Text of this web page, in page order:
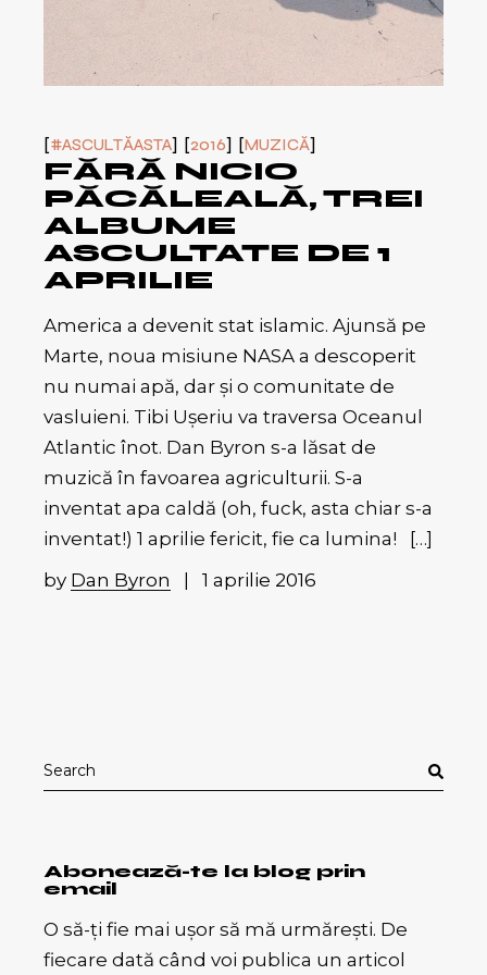
#ASCULTĂASTA 2016 MUZICĂ
FĂRĂ NICIO
PĂCĂLEALĂ, TREI
ALBUME
ASCULTATE DE 1
APRILIE
America a devenit stat islamic. Ajunsă pe
Marte, noua misiune NASA a descoperit
nu numai apă, dar și o comunitate de
vasluieni. Tibi Ușeriu va traversa Oceanul
Atlantic înot. Dan Byron s-a lăsat de
muzică în favoarea agriculturii. S-a
inventat apa caldă (oh, fuck, asta chiar s-a
inventat!) 1 aprilie fericit, fie ca lumina! […]
by Dan Byron 1 aprilie 2016
Search
for:
Abonează-te la blog prin
email
O să-ți fie mai ușor să mă urmărești. De
fiecare dată când voi publica un articol